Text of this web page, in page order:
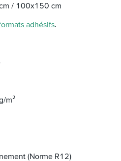
/ 100x150 cm
adhésifs.
m²
(Norme R12)